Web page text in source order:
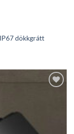
dökkgrátt